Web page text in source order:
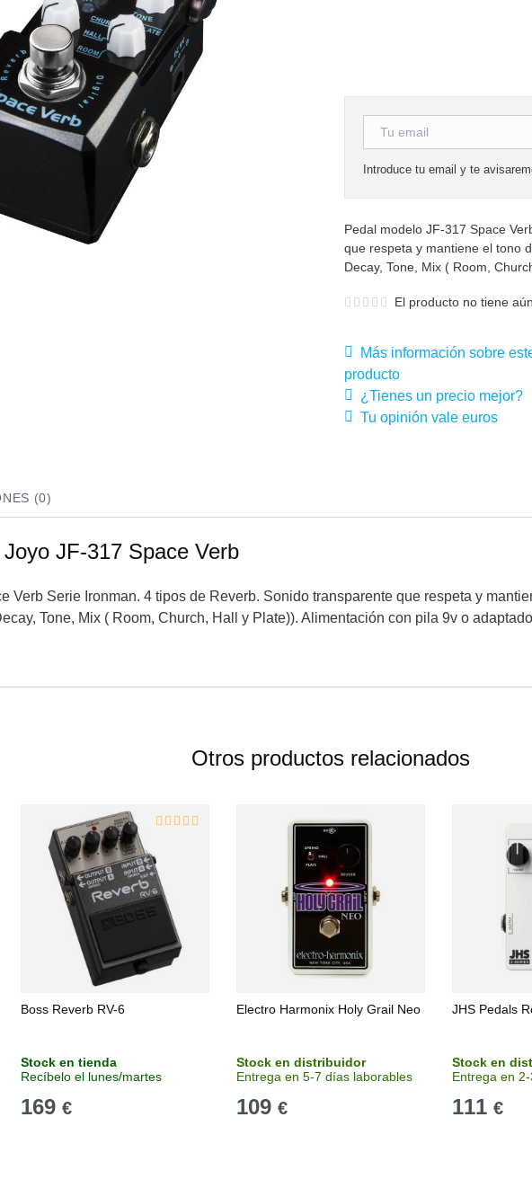
Introduce tu email y te
Pedal modelo JF-317 Space
que respeta y mantiene el tono
Decay, Tone, Mix ( Room,
El producto no tiene
Más información sobre
producto
¿Tienes un precio mejor?
Tu opinión vale euros
(0)
JF-317 Space Verb
Verb Serie Ironman. 4 tipos de Reverb. Sonido transparente que respeta y
Tone, Mix ( Room, Church, Hall y Plate)). Alimentación con pila 9v o
Otros productos relacionados
Boss Reverb RV-6
Stock en tienda
Recíbelo el lunes/martes
169 €
Electro Harmonix Holy Grail Neo
Stock en distribuidor
Entrega en 5-7 días laborables
109 €
JHS Pedals
Stock en
Entrega en
111 €